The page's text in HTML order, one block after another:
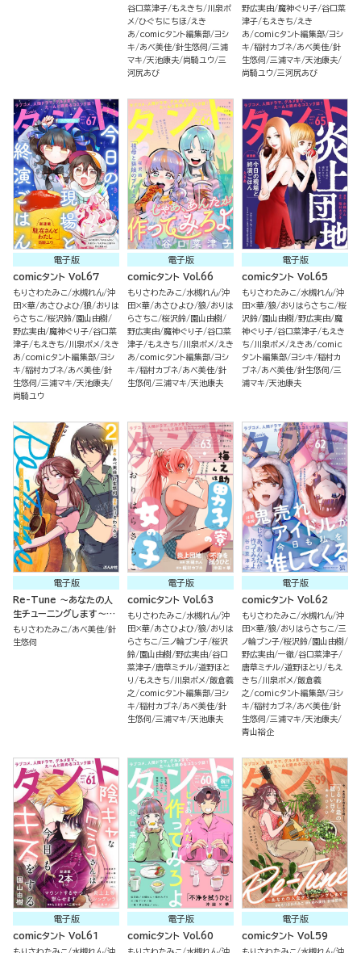
谷口菜津子 もえきち
川泉ポ
メ ひぐちにちほ
えき
あ
comicタント編集部 ヨシ
キ
あべ美佳 針生悠伺 三浦
マキ 天池康夫 尚騎ユウ 三
河尻あび
野広実由 魔神ぐり子 谷口菜
津子 もえきち
えき
あ
comicタント編集部 ヨシ
キ 稲村カブネ あべ美佳 針
生悠伺 三浦マキ 天池康夫
尚騎ユウ 三河尻あび
電子版
comicタント Vol.67
もりさわたみこ 水槻れん 沖
田×華 あさひよひ 狼 おりは
らさちこ 桜沢鈴 園山由樹
野広実由 魔神ぐり子 谷口菜
津子 もえきち 川泉ポメ
えき
あ
comicタント編集部 ヨシ
キ 稲村カブネ あべ美佳 針
生悠伺 三浦マキ 天池康夫
尚騎ユウ
電子版
comicタント Vol.66
もりさわたみこ 水槻れん 沖
田×華 あさひよひ 狼 おりは
らさちこ 桜沢鈴 園山由樹
野広実由 魔神ぐり子 谷口菜
津子 もえきち 川泉ポメ
えき
あ
comicタント編集部 ヨシ
キ 稲村カブネ あべ美佳 針
生悠伺 三浦マキ 天池康夫
電子版
comicタント Vol.65
もりさわたみこ 水槻れん 沖
田×華 狼 おりはらさちこ 桜
沢鈴 園山由樹 野広実由 魔
神ぐり子 谷口菜津子 もえき
ち
川泉ポメ えきあ
comic
タント編集部 ヨシキ 稲村カ
ブネ あべ美佳 針生悠伺 三
浦マキ 天池康夫
電子版
Re-Tune ～あなたの人
生チューニングします～
（2）
もりさわたみこ あべ美佳 針
生悠伺
電子版
comicタント Vol.63
もりさわたみこ 水槻れん 沖
田×華 あさひよひ 狼 おりは
らさちこ 三ノ輪ブン子 桜沢
鈴 園山由樹 野広実由 谷口
菜津子 唐草ミチル 道野ほと
り
もえきち 川泉ポメ 飯倉義
之
comicタント編集部 ヨシ
キ 稲村カブネ あべ美佳 針
生悠伺 三浦マキ 天池康夫
電子版
comicタント Vol.62
もりさわたみこ 水槻れん 沖
田×華 狼 おりはらさちこ 三
ノ輪ブン子 桜沢鈴 園山由樹
野広実由 一徹 谷口菜津子
唐草ミチル 道野ほとり
もえ
きち
川泉ポメ 飯倉義
之
comicタント編集部 ヨシ
キ 稲村カブネ あべ美佳 針
生悠伺 三浦マキ 天池康夫
青山裕企
電子版
comicタント Vol.61
電子版
comicタント Vol.60
電子版
comicタント Vol.59